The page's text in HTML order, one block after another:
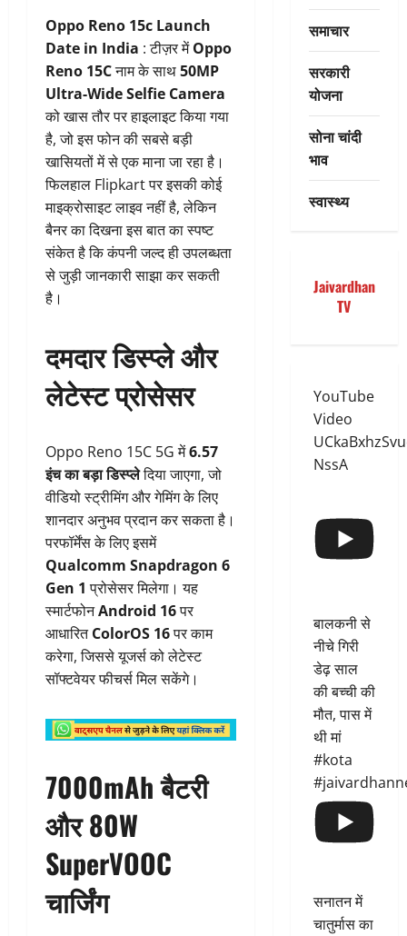
Oppo Reno 15c Launch
Date in India : टीज़र मेंOppo
Reno 15Cनाम के साथ50MP
Ultra-Wide Selfie Camera
को खास तौर पर हाइलाइट किया गया
है, जो इस फोन की सबसे बड़ी
खासियतों में से एक माना जा रहा है।
फिलहाल Flipkart पर इसकी कोई
माइक्रोसाइट लाइव नहीं है, लेकिन
बैनर का दिखना इस बात का स्पष्ट
संकेत है कि कंपनी जल्द ही उपलब्धता
से जुड़ी जानकारी साझा कर सकती
है।
दमदार डिस्प्ले और
लेटेस्ट प्रोसेसर
Oppo Reno 15C 5G में6.57
इंच का बड़ा डिस्प्लेदिया जाएगा, जो
वीडियो स्ट्रीमिंग और गेमिंग के लिए
शानदार अनुभव प्रदान कर सकता है।
परफॉर्मेंस के लिए इसमें
Qualcomm Snapdragon 6
Gen 1 प्रोसेसर मिलेगा। यह
स्मार्टफोनAndroid 16पर
आधारितColorOS 16पर काम
करेगा, जिससे यूजर्स को लेटेस्ट
सॉफ्टवेयर फीचर्स मिल सकेंगे।
7000mAh बैटरी
और 80W
SuperVOOC
चार्जिंग
समाचार
सरकारी
योजना
सोना चांदी
भाव
स्वास्थ्य
Jaivardhan
TV
YouTube
Video
NssA
बालकनी से
नीचे गिरी
डेढ़ साल
की बच्ची की
मौत, पास में
थी मां
#kota
सनातन में
चातुर्मास का